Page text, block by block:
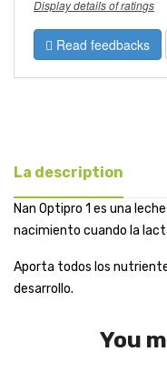
Display details of ratings
Read feedbacks
La description
Nan Optipro 1 es una
nacimiento cuando la
Aporta todos los
desarrollo.
You